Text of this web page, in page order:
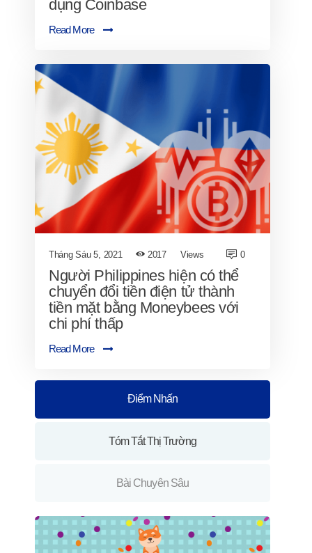
dụng Coinbase
Read More
Tháng Sáu 5, 2021 2017 Views 0
Người Philippines hiện có thể
chuyển đổi tiền điện tử thành
tiền mặt bằng Moneybees với
chi phí thấp
Read More
Điểm Nhấn
Tóm Tắt Thị Trường
Bài Chuyên Sâu